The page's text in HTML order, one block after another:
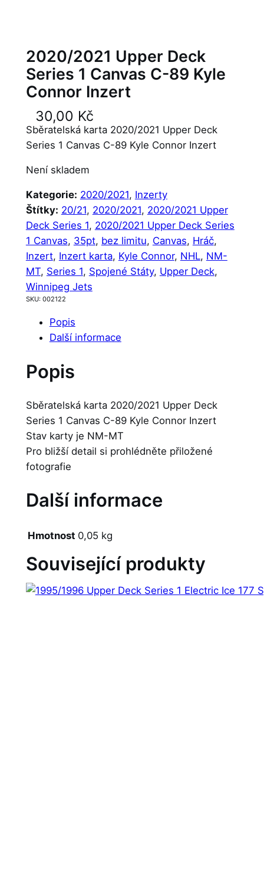
2020/2021 Upper Deck
Series 1 Canvas C-89 Kyle
Connor Inzert
30,00 Kč
Sběratelská karta 2020/2021 Upper Deck
Series 1 Canvas C-89 Kyle Connor Inzert
Není skladem
Kategorie: 2020/2021, Inzerty
Štítky: 20/21, 2020/2021, 2020/2021 Upper
Deck Series 1, 2020/2021 Upper Deck Series
1 Canvas, 35pt, bez limitu, Canvas, Hráč
Inzert, Inzert karta, Kyle Connor, NHL, NM-
MT, Series 1, Spojené Státy, Upper Deck
Winnipeg Jets
SKU: 002122
Popis
Další informace
Popis
Sběratelská karta 2020/2021 Upper Deck
Series 1 Canvas C-89 Kyle Connor Inzert
Stav karty je NM-MT
Pro bližší detail si prohlédněte přiložené
fotografie
Další informace
Hmotnost 0,05 kg
Související produkty